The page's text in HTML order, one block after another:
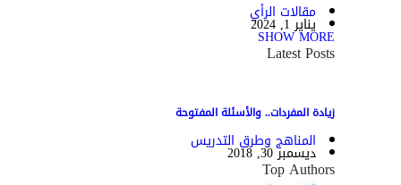
مقالات الرأي
يناير 1, 2024
SHOW MORE
Latest Posts
زيادة المفردات.. والأسئلة المفتوحة
المناهج وطرق التدريس
ديسمبر 30, 2018
Top Authors